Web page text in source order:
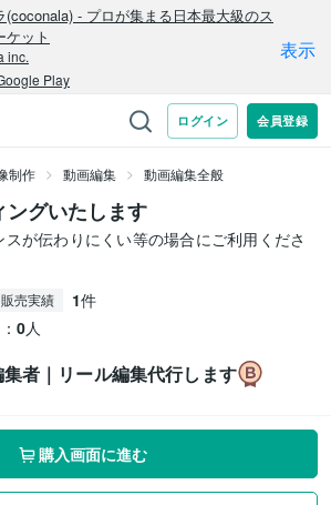
制作 動画編集 動画編集全般
グいたします
が伝わりにくい等の場合にご利用くださ
販売実績 1件
0人
者｜リール編集代行します
購入画面に進む